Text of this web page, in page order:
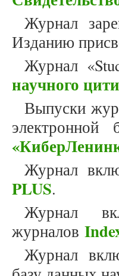
Журнал
Изданию
Журнал
научного
Выпуски
электронной
Журнал
PLUS.
Журнал
журналов
Журнал